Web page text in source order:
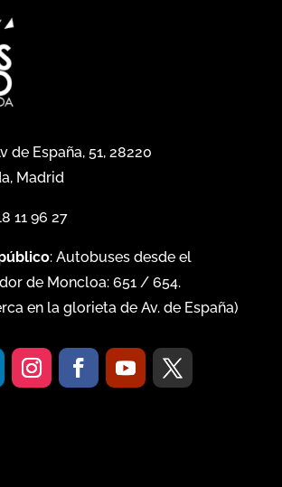
de España, 51, 28220
Madrid
11 96 27
: Autobuses desde el
de Moncloa: 651/ 654.
en la glorieta de Av. de España)